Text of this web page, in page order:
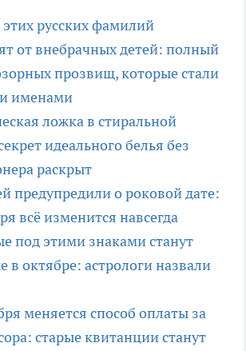
русских фамилий
от внебрачных детей: полный
прозвищ, которые стали
именами
ложка в стиральной
идеального белья без
раскрыт
предупредили о роковой дате:
всё изменится навсегда
под этими знаками станут
в октябре: астрологи назвали
меняется способ оплаты за
старые квитанции станут